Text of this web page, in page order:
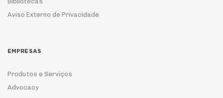
Aviso Externo de Privacidade
EMPRESAS
Produtos e Serviços
Advocacy